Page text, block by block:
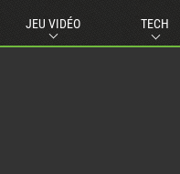
JEU VIDÉO TECH